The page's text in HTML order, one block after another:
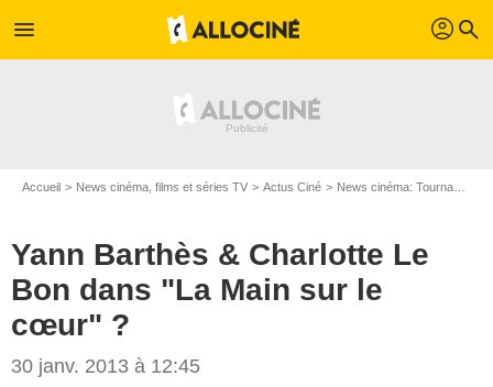
menu profil search
Accueil News cinéma, films et séries TV Actus Ciné News cinéma: Tournages
Yann Barthès & Charlotte Le
Bon dans "La Main sur le
cœur" ?
30 janv. 2013 à 12:45